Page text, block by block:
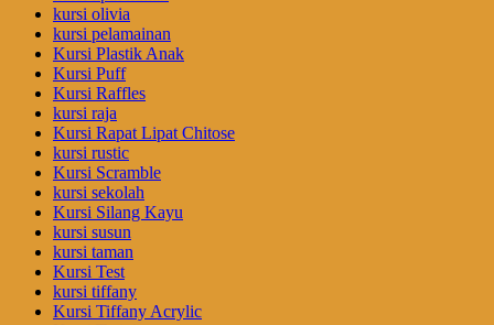
kursi olivia
kursi pelamainan
Kursi Plastik Anak
Kursi Puff
Kursi Raffles
kursi raja
Kursi Rapat Lipat Chitose
kursi rustic
Kursi Scramble
kursi sekolah
Kursi Silang Kayu
kursi susun
kursi taman
Kursi Test
kursi tiffany
Kursi Tiffany Acrylic